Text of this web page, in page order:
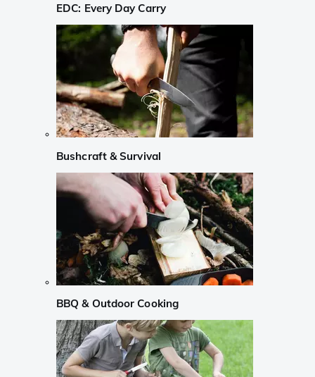
EDC: Every Day Carry
Bushcraft & Survival
BBQ & Outdoor Cooking